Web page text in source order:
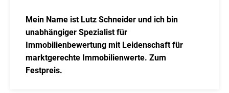
Mein Name ist Lutz Schneider und ich bin
unabhängiger Spezialist für
Immobilienbewertung mit Leidenschaft für
marktgerechte Immobilienwerte. Zum
Festpreis.